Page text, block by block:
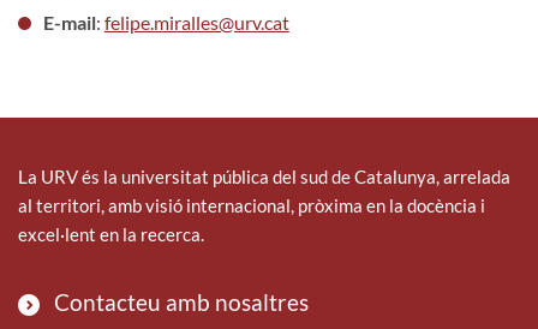
E-mail: felipe.miralles@urv.cat
La URV és la universitat pública del sud de Catalunya, arrelada
al territori, amb visió internacional, pròxima en la docència i
excel·lent en la recerca.
Contacteu amb nosaltres